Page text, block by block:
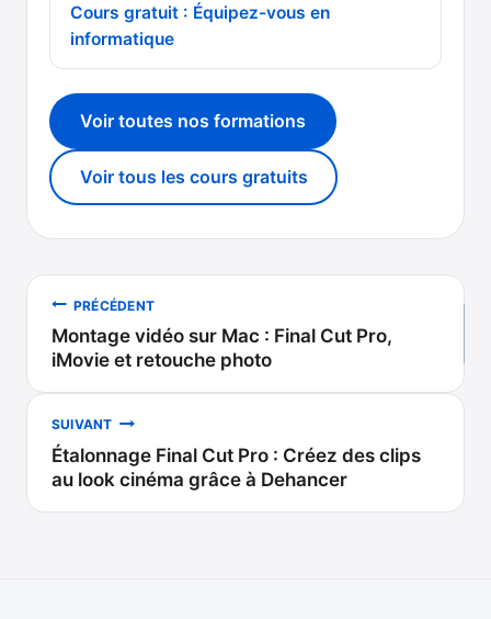
Cours gratuit : Équipez-vous en
informatique
Voir toutes nos formations
Voir tous les cours gratuits
Navigation
de
l’article
PRÉCÉDENT
Montage vidéo sur Mac : Final Cut Pro,
iMovie et retouche photo
SUIVANT
Étalonnage Final Cut Pro : Créez des clips
au look cinéma grâce à Dehancer